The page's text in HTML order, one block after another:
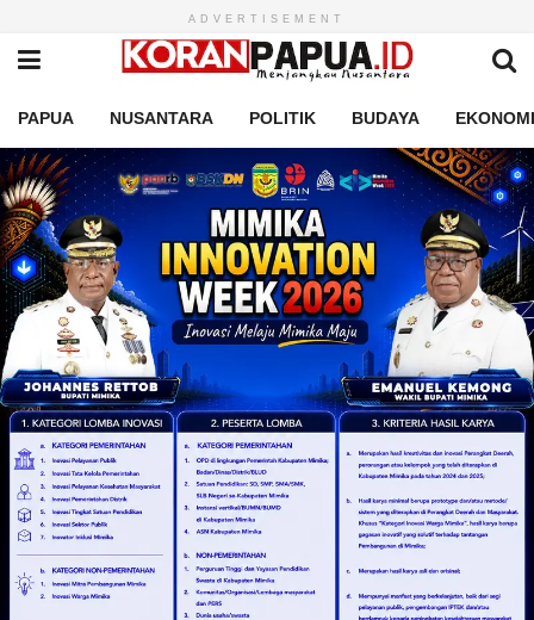
ADVERTISEMENT
PAPUA NUSANTARA POLITIK BUDAYA EKONOMI